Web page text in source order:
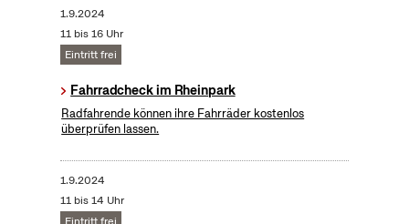
1.9.2024
11 bis 16 Uhr
Eintritt frei
Fahrradcheck im Rheinpark
Radfahrende können ihre Fahrräder kostenlos
überprüfen lassen.
1.9.2024
11 bis 14 Uhr